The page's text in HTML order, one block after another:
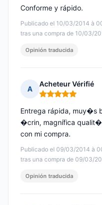
Publicado el 10/03/2014 à
tras una compra de 10/03/
Conforme y rápido.
Opinión traducida
A
Acheteur Vérifié
Nota: 5 de 5
Publicado el 09/03/2014 à
tras una compra de 09/03/
Entrega rápida, muy�s
�crin, magnífica
con mi compra.
Opinión traducida